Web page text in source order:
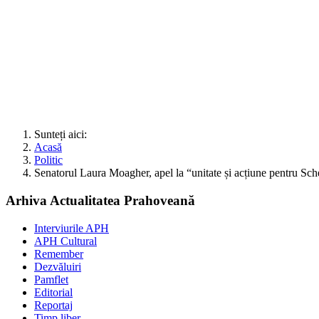
Sunteți aici:
Acasă
Politic
Senatorul Laura Moagher, apel la “unitate și acțiune pentru
Arhiva Actualitatea Prahoveană
Interviurile APH
APH Cultural
Remember
Dezvăluiri
Pamflet
Editorial
Reportaj